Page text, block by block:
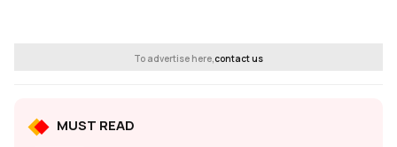
To advertise here,contact us
MUST READ